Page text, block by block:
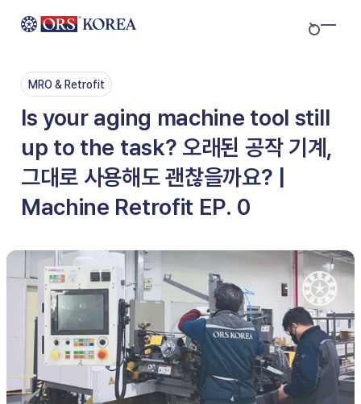
MRO & Retrofit
Is your aging machine tool still
up to the task? 오래된 공작 기계,
그대로 사용해도 괜찮을까요? |
Machine Retrofit EP. 0